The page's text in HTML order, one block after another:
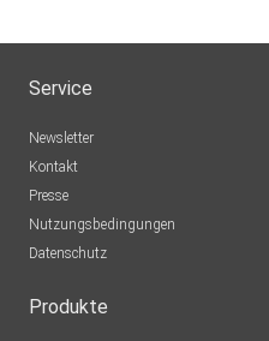
Service
Newsletter
Kontakt
Presse
Nutzungsbedingungen
Datenschutz
Produkte